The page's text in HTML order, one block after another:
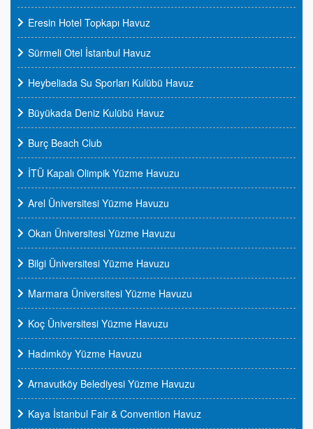
Eresin Hotel Topkapı Havuz
Sürmeli Otel İstanbul Havuz
Heybeliada Su Sporları Kulübü Havuz
Büyükada Deniz Kulübü Havuz
Burç Beach Club
İTÜ Kapalı Olimpik Yüzme Havuzu
Arel Üniversitesi Yüzme Havuzu
Okan Üniversitesi Yüzme Havuzu
Bilgi Üniversitesi Yüzme Havuzu
Marmara Üniversitesi Yüzme Havuzu
Koç Üniversitesi Yüzme Havuzu
Hadımköy Yüzme Havuzu
Arnavutköy Belediyesi Yüzme Havuzu
Kaya İstanbul Fair & Convention Havuz